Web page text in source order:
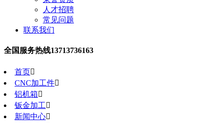
人才招聘
常见问题
联系我们
全国服务热线13713736163
首页
CNC加工件
铝机箱
钣金加工
新闻中心